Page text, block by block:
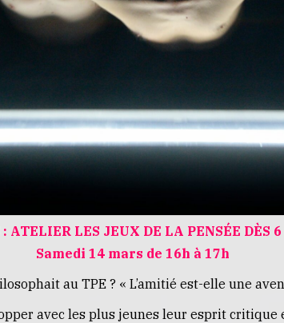
: ATELIER LES JEUX DE LA PENSÉE DÈS
Samedi 14 mars de 16h à 17h
au TPE ? « L’amitié est-elle une
avec les plus jeunes leur esprit critique